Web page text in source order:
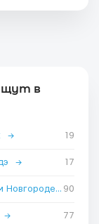
в
→ 19
→ 17
Работа Арбитраж криптовалют в Нижнем Новгороде →
90
→ 77